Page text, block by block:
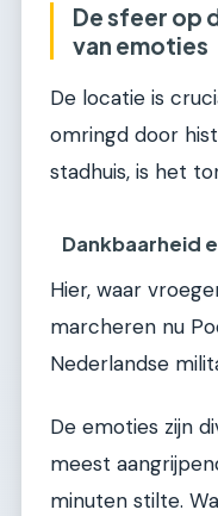
De sfeer op
van emoties
De locatie is
omringd door
stadhuis, is het
Dankbaarheid
Hier, waar
marcheren nu
Nederlandse
De emoties zijn
meest
minuten stilte.